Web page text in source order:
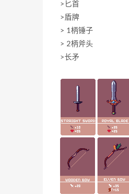
>匕首
>盾牌
> 1柄锤子
> 2柄斧头
>长矛